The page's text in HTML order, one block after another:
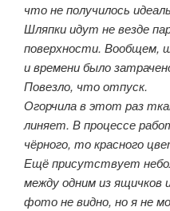
что не получилось
Шляпки идут не везде
поверхности. Вообщем,
и времени было
Повезло, что отпуск.
Огорчила в этот раз
линяет. В процессе
чёрного, то красного
Ещё присутствует
между одним из ящичков
фото не видно, но я не